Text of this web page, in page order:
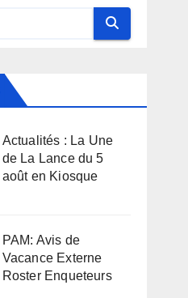
Actualités : La Une
de La Lance du 5
août en Kiosque
PAM: Avis de
Vacance Externe
Roster Enqueteurs